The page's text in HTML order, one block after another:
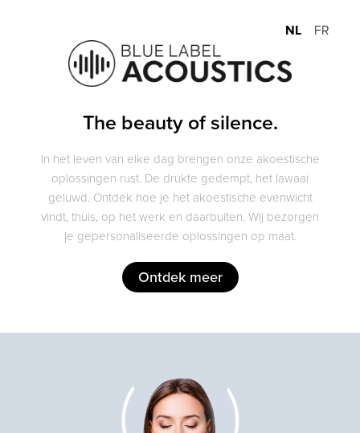
NL FR
The beauty of silence.
In het leven van elke dag brengen onze akoestische
oplossingen rust. De drukte gedempt, het lawaai
geluwd. Ontdek hoe je het akoestische evenwicht
vindt, thuis, op het werk en daarbuiten. Wij bezorgen
je gepersonaliseerde oplossingen op maat.
Ontdek meer